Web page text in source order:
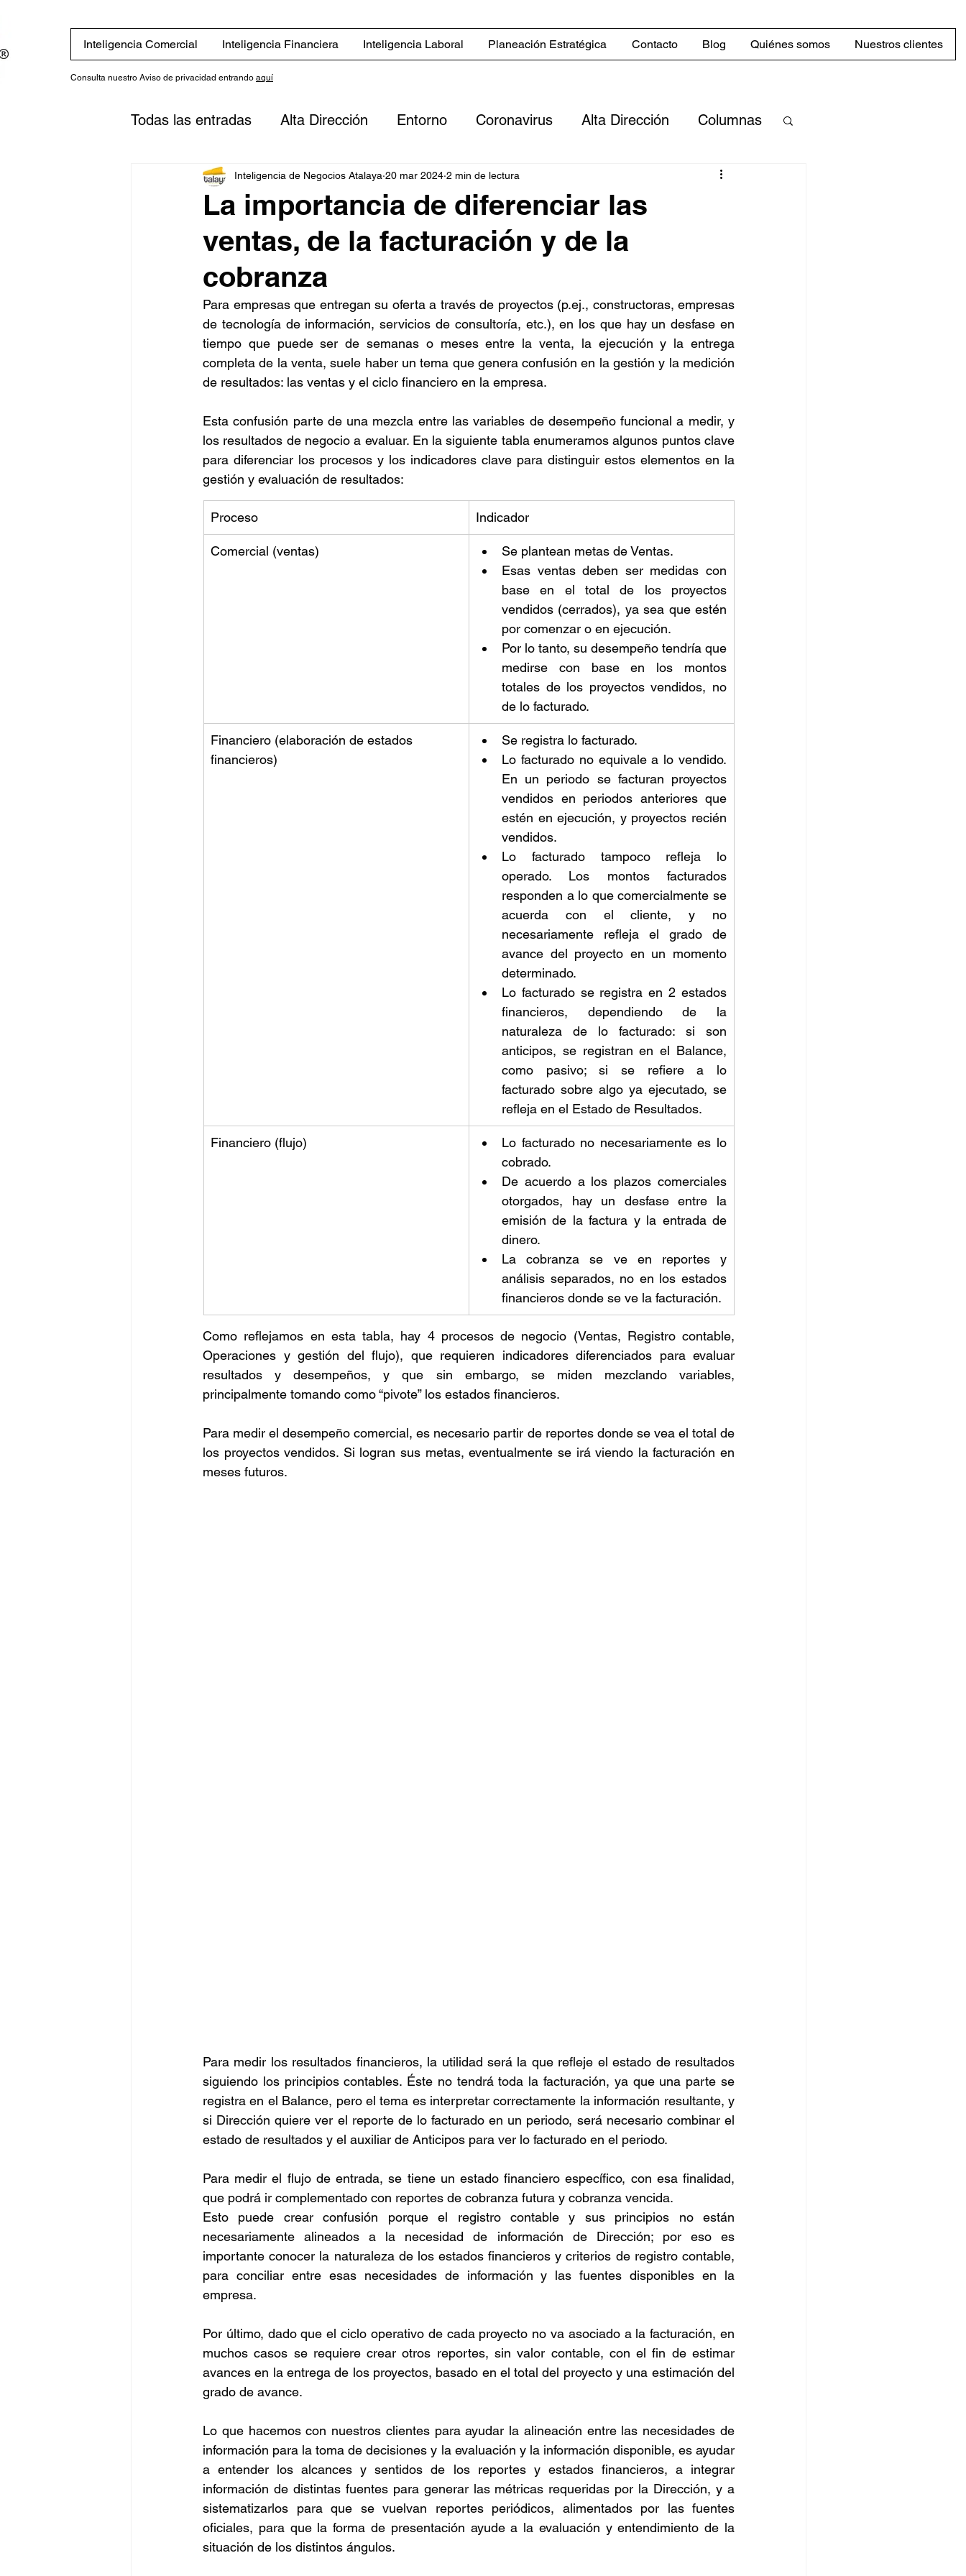
Inteligencia Comercial Inteligencia Financiera Inteligencia Laboral Planeación Estratégica Contacto Blog Quiénes somos Nuestros clientes
Consulta nuestro Aviso de privacidad entrando aquí
Todas las entradas Alta Dirección Entorno Coronavirus Alta Dirección Columnas
Eventos Novedades Servicios Blog in English
Finanzas Estrategias comerciales Sector inmobiliario Clientes
inversión Plan financiero
Negocios BigData Retención de talento Ventas FODA Ahorro
La importancia de diferenciar las
ventas, de la facturación y de la
cobranza
Inteligencia de Negocios Atalaya 20 mar 2024 2 min de lectura
Para empresas que entregan su oferta a través de proyectos (p.ej., constructoras, empresas
de tecnología de información, servicios de consultoría, etc.), en los que hay un desfase en
tiempo que puede ser de semanas o meses entre la venta, la ejecución y la entrega
completa de la venta, suele haber un tema que genera confusión en la gestión y la medición
de resultados: las ventas y el ciclo financiero en la empresa.
Esta confusión parte de una mezcla entre las variables de desempeño funcional a medir, y
los resultados de negocio a evaluar. En la siguiente tabla enumeramos algunos puntos clave
para diferenciar los procesos y los indicadores clave para distinguir estos elementos en la
gestión y evaluación de resultados:
Proceso Indicador
Comercial (ventas)
Se plantean metas de Ventas.
Esas ventas deben ser medidas con
base en el total de los proyectos
vendidos (cerrados), ya sea que estén
por comenzar o en ejecución.
Por lo tanto, su desempeño tendría que
medirse con base en los montos
totales de los proyectos vendidos, no
de lo facturado.
Financiero (elaboración de estados
financieros)
Se registra lo facturado.
Lo facturado no equivale a lo vendido.
En un periodo se facturan proyectos
vendidos en periodos anteriores que
estén en ejecución, y proyectos recién
vendidos.
Lo facturado tampoco refleja lo
operado. Los montos facturados
responden a lo que comercialmente se
acuerda con el cliente, y no
necesariamente refleja el grado de
avance del proyecto en un momento
determinado.
Lo facturado se registra en 2 estados
financieros, dependiendo de la
naturaleza de lo facturado: si son
anticipos, se registran en el Balance,
como pasivo; si se refiere a lo
facturado sobre algo ya ejecutado, se
refleja en el Estado de Resultados.
Financiero (flujo)
Lo facturado no necesariamente es lo
cobrado.
De acuerdo a los plazos comerciales
otorgados, hay un desfase entre la
emisión de la factura y la entrada de
dinero.
La cobranza se ve en reportes y
análisis separados, no en los estados
financieros donde se ve la facturación.
Como reflejamos en esta tabla, hay 4 procesos de negocio (Ventas, Registro contable,
Operaciones y gestión del flujo), que requieren indicadores diferenciados para evaluar
resultados y desempeños, y que sin embargo, se miden mezclando variables,
principalmente tomando como “pivote” los estados financieros.
Para medir el desempeño comercial, es necesario partir de reportes donde se vea el total de
los proyectos vendidos. Si logran sus metas, eventualmente se irá viendo la facturación en
meses futuros.
Para medir los resultados financieros, la utilidad será la que refleje el estado de resultados
siguiendo los principios contables. Éste no tendrá toda la facturación, ya que una parte se
registra en el Balance, pero el tema es interpretar correctamente la información resultante, y
si Dirección quiere ver el reporte de lo facturado en un periodo, será necesario combinar el
estado de resultados y el auxiliar de Anticipos para ver lo facturado en el periodo.
Para medir el flujo de entrada, se tiene un estado financiero específico, con esa finalidad,
que podrá ir complementado con reportes de cobranza futura y cobranza vencida.
Esto puede crear confusión porque el registro contable y sus principios no están
necesariamente alineados a la necesidad de información de Dirección; por eso es
importante conocer la naturaleza de los estados financieros y criterios de registro contable,
para conciliar entre esas necesidades de información y las fuentes disponibles en la
empresa.
Por último, dado que el ciclo operativo de cada proyecto no va asociado a la facturación, en
muchos casos se requiere crear otros reportes, sin valor contable, con el fin de estimar
avances en la entrega de los proyectos, basado en el total del proyecto y una estimación del
grado de avance.
Lo que hacemos con nuestros clientes para ayudar la alineación entre las necesidades de
información para la toma de decisiones y la evaluación y la información disponible, es ayudar
a entender los alcances y sentidos de los reportes y estados financieros, a integrar
información de distintas fuentes para generar las métricas requeridas por la Dirección, y a
sistematizarlos para que se vuelvan reportes periódicos, alimentados por las fuentes
oficiales, para que la forma de presentación ayude a la evaluación y entendimiento de la
situación de los distintos ángulos.